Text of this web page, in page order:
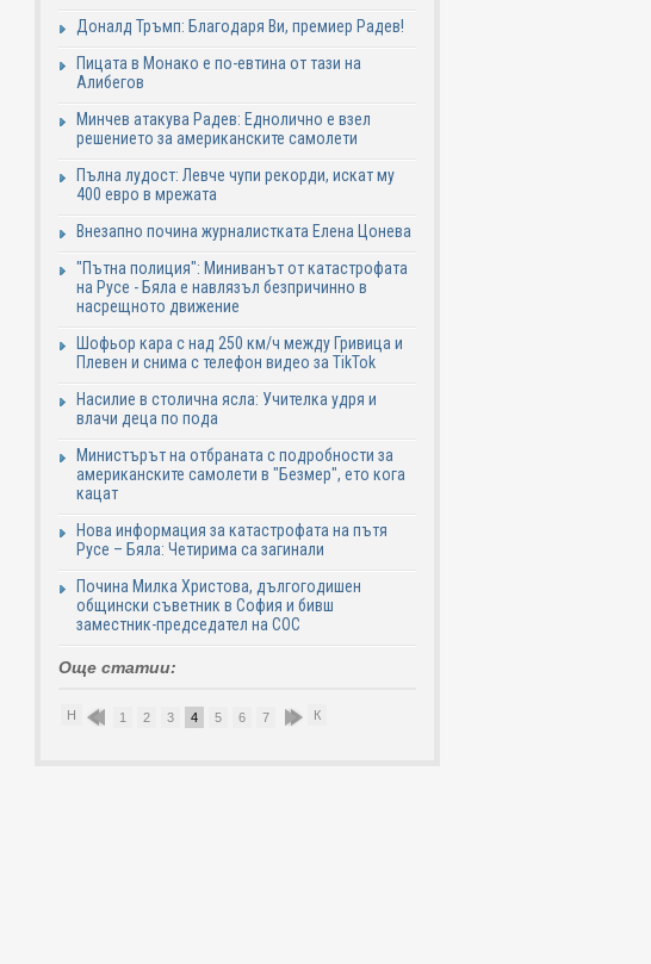
Доналд Тръмп: Благодаря Ви, премиер Радев!
Пицата в Монако е по-евтина от тази на
Алибегов
Минчев атакува Радев: Еднолично е взел
решението за американските самолети
Пълна лудост: Левче чупи рекорди, искат му
400 евро в мрежата
Внезапно почина журналистката Елена Цонева
"Пътна полиция": Миниванът от катастрофата
на Русе - Бяла е навлязъл безпричинно в
насрещното движение
Шофьор кара с над 250 км/ч между Гривица и
Плевен и снима с телефон видео за TikTok
Насилие в столична ясла: Учителка удря и
влачи деца по пода
Министърът на отбраната с подробности за
американските самолети в "Безмер", ето кога
кацат
Нова информация за катастрофата на пътя
Русе – Бяла: Четирима са загинали
Почина Милка Христова, дългогодишен
общински съветник в София и бивш
заместник-председател на СОС
Още статии:
Н 1 2 3 4 5 6 7 8 9К